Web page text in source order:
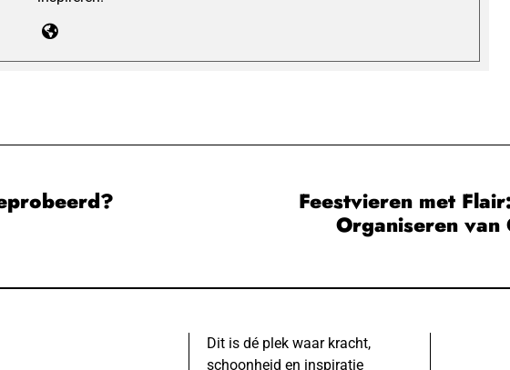
Feestvieren met
Organiseren
Dit is dé plek waar kracht,
schoonheid en inspiratie